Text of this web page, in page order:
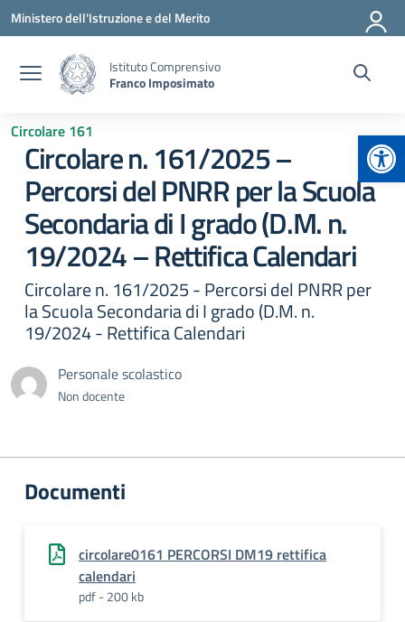
Vai ai contenuti
Vai al menu di navigazione
Vai al footer
Ministero dell'Istruzione e del Merito
Istituto Comprensivo
Franco Imposimato
Circolare 161
Circolare n. 161/2025 –
Percorsi del PNRR per la Scuola
Secondaria di I grado (D.M. n.
19/2024 – Rettifica Calendari
Circolare n. 161/2025 - Percorsi del PNRR per
la Scuola Secondaria di I grado (D.M. n.
19/2024 - Rettifica Calendari
Personale scolastico
Non docente
Documenti
circolare0161 PERCORSI DM19 rettifica
calendari
pdf - 200 kb